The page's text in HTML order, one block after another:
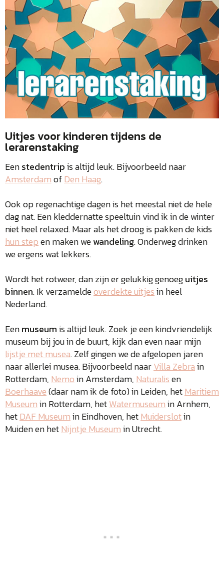
Uitjes voor kinderen tijdens de
lerarenstaking
Eenstedentripis altijd leuk. Bijvoorbeeld naar
AmsterdamofDen Haag.
Ook op regenachtige dagen is het meestal niet de hele
dag nat. Een kleddernatte speeltuin vind ik in de winter
niet heel relaxed. Maar als het droog is pakken de kids
hun stepen maken wewandeling. Onderweg drinken
we ergens wat lekkers.
Wordt het rotweer, dan zijn er gelukkig genoeguitjes
binnen. Ik verzameldeoverdekte uitjesin heel
Nederland.
Eenmuseumis altijd leuk. Zoek je een kindvriendelijk
museum bij jou in de buurt, kijk dan even naar mijn
lijstje met musea. Zelf gingen we de afgelopen jaren
naar allerlei musea. Bijvoorbeeld naarVilla Zebrain
Rotterdam, Nemoin Amsterdam, Naturalisen
Boerhaave(daar nam ik de foto) in Leiden, hetMaritiem
Museumin Rotterdam, hetWatermuseumin Arnhem,
hetDAF Museumin Eindhoven, hetMuiderslotin
Muiden en hetNijntje Museumin Utrecht.